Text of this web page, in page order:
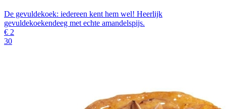
De gevuldekoek: iedereen kent hem wel! Heerlijk
gevuldekoekendeeg met echte amandelspijs.
€ 2
30